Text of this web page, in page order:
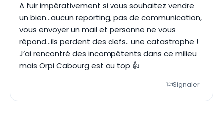
A fuir impérativement si vous souhaitez vendre
un bien…aucun reporting, pas de communication,
vous envoyer un mail et personne ne vous
répond…ils perdent des clefs.. une catastrophe !
J’ai rencontré des incompétents dans ce milieu
mais Orpi Cabourg est au top 👍
Signaler